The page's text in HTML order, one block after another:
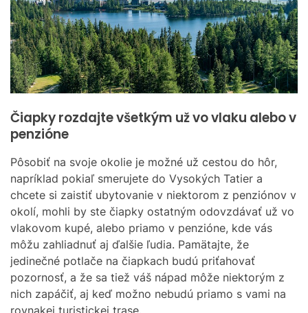
Čiapky rozdajte všetkým už vo vlaku alebo v
penzióne
Pôsobiť na svoje okolie je možné už cestou do hôr,
napríklad pokiaľ smerujete do Vysokých Tatier a
chcete si zaistiť ubytovanie v niektorom z penziónov v
okolí, mohli by ste čiapky ostatným odovzdávať už vo
vlakovom kupé, alebo priamo v penzióne, kde vás
môžu zahliadnuť aj ďalšie ľudia. Pamätajte, že
jedinečné potlače na čiapkach budú priťahovať
pozornosť, a že sa tiež váš nápad môže niektorým z
nich zapáčiť, aj keď možno nebudú priamo s vami na
rovnakej turistickej trase.